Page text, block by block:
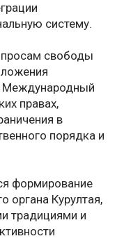
систему.
свободы
Международный
правах,
в
порядка и
формирование
органа Курултая,
традициями и